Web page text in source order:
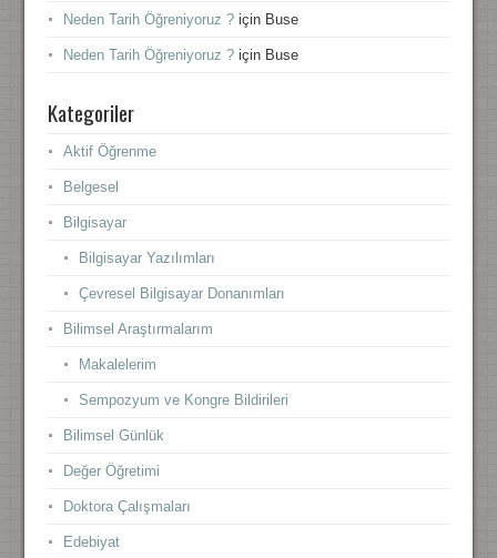
Neden Tarih Öğreniyoruz ?için Buse
Neden Tarih Öğreniyoruz ?için Buse
Kategoriler
Aktif Öğrenme
Belgesel
Bilgisayar
Bilgisayar Yazılımları
Çevresel Bilgisayar Donanımları
Bilimsel Araştırmalarım
Makalelerim
Sempozyum ve Kongre Bildirileri
Bilimsel Günlük
Değer Öğretimi
Doktora Çalışmaları
Edebiyat